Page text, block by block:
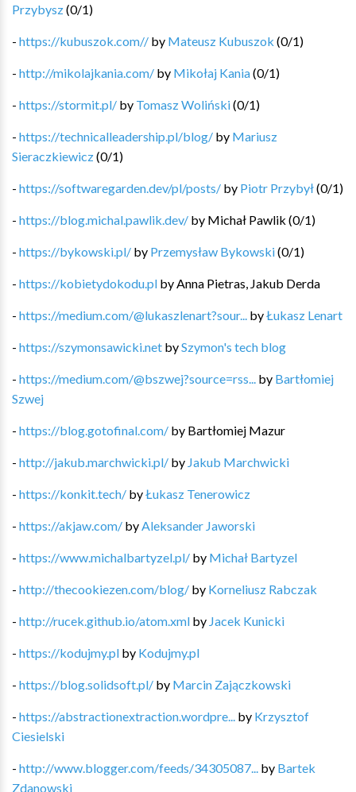
Przybysz(0/1)
- https://kubuszok.com// by Mateusz Kubuszok (0/1)
- http://mikolajkania.com/ by Mikołaj Kania(0/1)
- https://stormit.pl/ by Tomasz Woliński(0/1)
- https://technicalleadership.pl/blog/ by Mariusz
Sieraczkiewicz(0/1)
- https://softwaregarden.dev/pl/posts/ by Piotr Przybył(0/1)
- https://blog.michal.pawlik.dev/ by Michał Pawlik (0/1)
- https://bykowski.pl/ by Przemysław Bykowski(0/1)
- https://kobietydokodu.pl by Anna Pietras, Jakub Derda
- https://medium.com/@lukaszlenart?sour... byŁukasz Lenart
- https://szymonsawicki.net bySzymon's tech blog
- https://medium.com/@bszwej?source=rss... by Bartłomiej
Szwej
- https://blog.gotofinal.com/ by Bartłomiej Mazur
- http://jakub.marchwicki.pl/ by Jakub Marchwicki
- https://konkit.tech/ byŁukasz Tenerowicz
- https://akjaw.com/ by Aleksander Jaworski
- https://www.michalbartyzel.pl/ by Michał Bartyzel
- http://thecookiezen.com/blog/ by Korneliusz Rabczak
- http://rucek.github.io/atom.xml by Jacek Kunicki
- https://kodujmy.pl by Kodujmy.pl
- https://blog.solidsoft.pl/ by Marcin Zajączkowski
- https://abstractionextraction.wordpre... by Krzysztof
Ciesielski
- http://www.blogger.com/feeds/34305087... by Bartek
Zdanowski